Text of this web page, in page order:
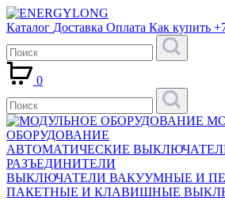
Каталог Доставка Оплата Как купить
0
ОБОРУДОВАНИЕ
АВТОМАТИЧЕСКИЕ
РАЗЪЕДИНИТЕЛИ
ВЫКЛЮЧАТЕЛИ ВАКУУМНЫЕ И
ПАКЕТНЫЕ И КЛАВИШНЫЕ